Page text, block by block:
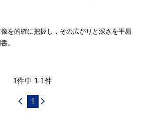
を的確に把握し，その広がりと深さを平易
。
1件中 1-1件
1